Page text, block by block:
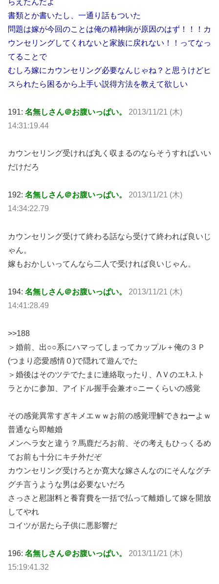
書類とか書いたし、一通り話もついた
問題は嫁が今回のことは俺の精神病が原因のはず！！！カ
ウンセリングしてくれないと家族に戻れない！！ってなっ
てることで
むしろ嫁にカウンセリング必要なんじゃね？と思うけどヒ
スられたら困るから上手い説得方法を教えて欲しい
191: 名無しさん＠お腹いっぱい。 2013/11/21 (木)
14:31:19.44
カウンセリング受ければ丸く収まるのならそうすればいい
だけだろ
192: 名無しさん＠お腹いっぱい。 2013/11/21 (木)
14:34:22.79
カウンセリング受けて終わる話なら受けて終われば良いじ
ゃん。
嫁もおかしいってんなら二人で受ければ良いじゃん。
194: 名無しさん＠お腹いっぱい。 2013/11/21 (木)
14:41:28.49
>>188
＞婚前、出○○系にハマってしまってカップル＋俺の３Ｐ
(つまり恋愛感情０)で隠れて遊んでた
＞婚後はそのツテでたまに連絡取ったり、ΛＶのエｷ.ｽ.ト
ラとかに参加、アイドル握手会兼オ○ニーくらいの感覚
その感覚異常すぎキメエｗｗお前の感覚理解できねーよｗ
普通なら即離婚
メンヘラ女と違う？馬鹿だろお前、その考えもひっくるめ
てお前も十分にキチ外だぞ
カウンセリング受けろとか寛大な嫁さんなのにそんなグチ
グチ言うような男は必要ないだろ
さっさと慰謝料と養育費を一括で払って離婚して嫁を開放
してやれ
コイツが居たら子供に悪影響だ
196: 名無しさん＠お腹いっぱい。 2013/11/21 (木)
15:19:41.32